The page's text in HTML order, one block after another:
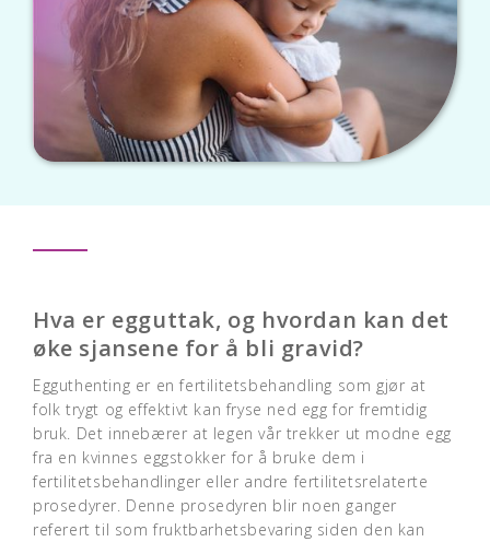
Hva er egguttak, og hvordan kan det
øke sjansene for å bli gravid?
Egguthenting er en fertilitetsbehandling som gjør at
folk trygt og effektivt kan fryse ned egg for fremtidig
bruk. Det innebærer at legen vår trekker ut modne egg
fra en kvinnes eggstokker for å bruke dem i
fertilitetsbehandlinger eller andre fertilitetsrelaterte
prosedyrer. Denne prosedyren blir noen ganger
referert til som fruktbarhetsbevaring siden den kan